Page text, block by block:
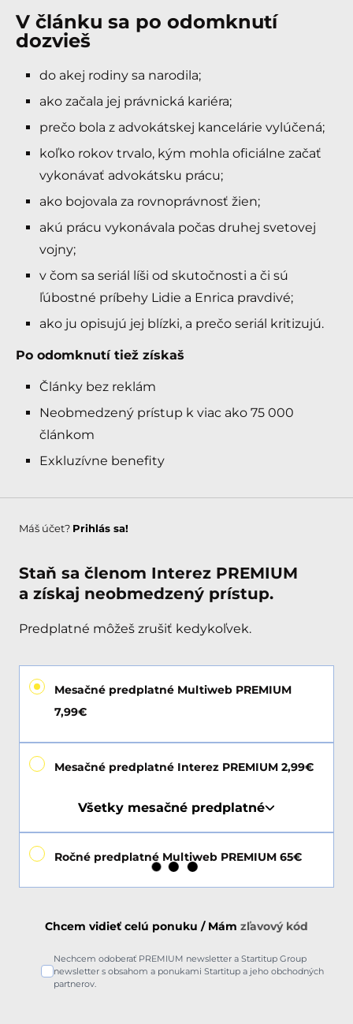
V článku sa po odomknutí
dozvieš
do akej rodiny sa narodila;
ako začala jej právnická kariéra;
prečo bola z advokátskej kancelárie vylúčená;
koľko rokov trvalo, kým mohla oficiálne začať
vykonávať advokátsku prácu;
ako bojovala za rovnoprávnosť žien;
akú prácu vykonávala počas druhej svetovej
vojny;
v čom sa seriál líši od skutočnosti a či sú
ľúbostné príbehy Lidie a Enrica pravdivé;
ako ju opisujú jej blízki, a prečo seriál kritizujú.
Po odomknutí tiež získaš
Články bez reklám
Neobmedzený prístup k viac ako 75 000
článkom
Exkluzívne benefity
Máš účet? Prihlás sa!
Staň sa členom Interez PREMIUM
a získaj neobmedzený prístup.
Predplatné môžeš zrušiť kedykoľvek.
Mesačné predplatné Multiweb PREMIUM
7,99€
Mesačné predplatné Interez PREMIUM 2,99€
Všetky mesačné predplatné
Ročné predplatné Multiweb PREMIUM 65€
Chcem vidieť celú ponuku / Mám zľavový kód
Nechcem odoberať PREMIUM newsletter a Startitup Group
newsletter s obsahom a ponukami Startitup a jeho obchodných
partnerov.